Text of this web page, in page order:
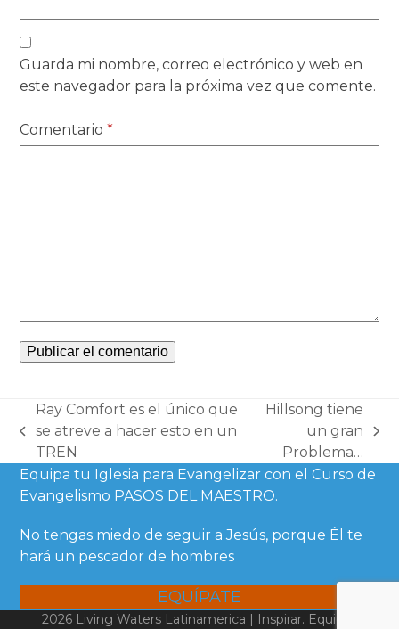
Guarda mi nombre, correo electrónico y web en
este navegador para la próxima vez que comente.
Comentario*
previous
post:
Ray Comfort es el único que
se atreve a hacer esto en un
TREN
post:
Hillsong tiene
un gran
Problema…
Equipa tu Iglesia para Evangelizar con el Curso de
Evangelismo PASOS DEL MAESTRO.
No tengas miedo de seguir a Jesús, porque Él te
hará un pescador de hombres
EQUÍPATE
2026 Living Waters Latinamerica | Inspirar. Equipar.